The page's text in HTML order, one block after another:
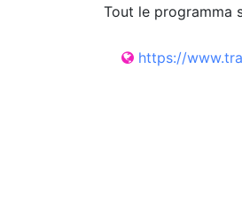
Tout le programma
https://